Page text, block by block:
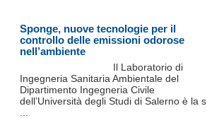
Sponge, nuove tecnologie per il
controllo delle emissioni odorose
nell’ambiente
Il Laboratorio di
Ingegneria Sanitaria Ambientale del
Dipartimento Ingegneria Civile
dell’Università degli Studi di Salerno è la s